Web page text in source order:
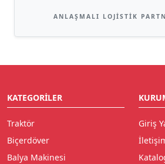
ANLAŞMALI LOJISTIK
KATEGORILER
Traktör
Biçerdöver
Balya Makinesi
Giriş